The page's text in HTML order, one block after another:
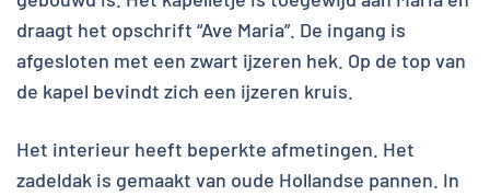
draagt het opschrift “Ave Maria”. De ingang is
afgesloten met een zwart ijzeren hek. Op de top van
de kapel bevindt zich een ijzeren kruis.
Het interieur heeft beperkte afmetingen. Het
zadeldak is gemaakt van oude Hollandse pannen. In